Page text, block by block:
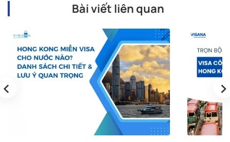
Bài viết liên quan
‹ ›